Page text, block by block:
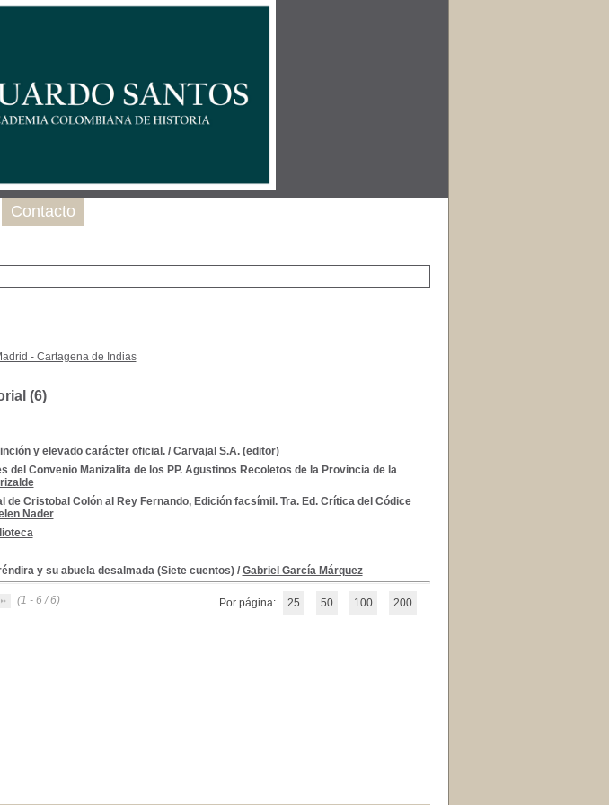
- Cartagena de Indias
(6)
y elevado carácter oficial./ Carvajal S.A. (editor)
Convenio Manizalita de los PP. Agustinos Recoletos de la Provincia de la
Cristobal Colón al Rey Fernando, Edición facsímil. Tra. Ed. Crítica del Códice
Nader
y su abuela desalmada (Siete cuentos)/ Gabriel García Márquez
(1 - 6 / 6) Por página: 25 50 100 200
Contacto